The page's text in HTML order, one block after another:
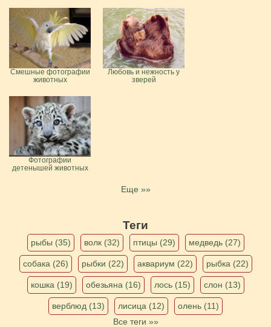
Смешные фотографии
животных
Любовь и нежность у
зверей
Фотографии
детенышей животных
Еще »»
Теги
рыбы (35) волк (32) птицы (29) медведь (27)
собака (26) рыбки (22) аквариум (22) рыбка (22)
кошка (19) обезьяна (16) лось (15) слон (13)
верблюд (13) лисица (12)
олень (11)
Все теги »»